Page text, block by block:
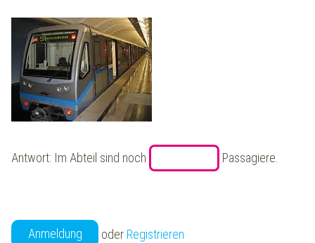
Antwort: Im Abteil sind noch Passagiere.
Anmeldung oder Registrieren